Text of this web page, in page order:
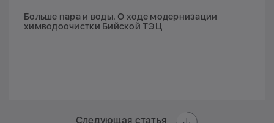
Больше пара и воды. О ходе модернизации
химводоочистки Бийской ТЭЦ
Следующая статья